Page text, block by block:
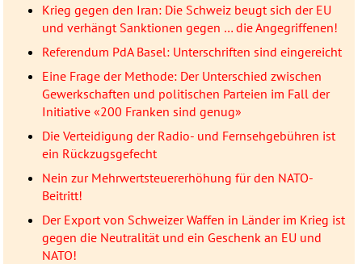
Krieg gegen den Iran: Die Schweiz beugt sich der EU
und verhängt Sanktionen gegen … die Angegriffenen!
Referendum PdA Basel: Unterschriften sind eingereicht
Eine Frage der Methode: Der Unterschied zwischen
Gewerkschaften und politischen Parteien im Fall der
Initiative «200 Franken sind genug»
Die Verteidigung der Radio- und Fernsehgebühren ist
ein Rückzugsgefecht
Nein zur Mehrwertsteuererhöhung für den NATO-
Beitritt!
Der Export von Schweizer Waffen in Länder im Krieg ist
gegen die Neutralität und ein Geschenk an EU und
NATO!